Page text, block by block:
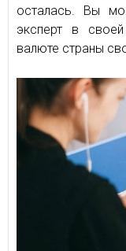
осталась. Вы
эксперт в
валюте страны